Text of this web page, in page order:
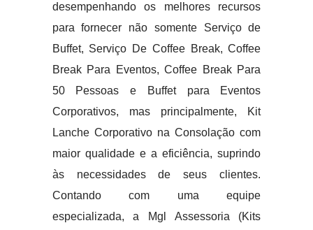
desempenhando os melhores recursos
para fornecer não somente Serviço de
Buffet, Serviço De Coffee Break, Coffee
Break Para Eventos, Coffee Break Para
50 Pessoas e Buffet para Eventos
Corporativos, mas principalmente, Kit
Lanche Corporativo na Consolação com
maior qualidade e a eficiência, suprindo
às necessidades de seus clientes.
Contando com uma equipe
especializada, a Mgl Assessoria (Kits